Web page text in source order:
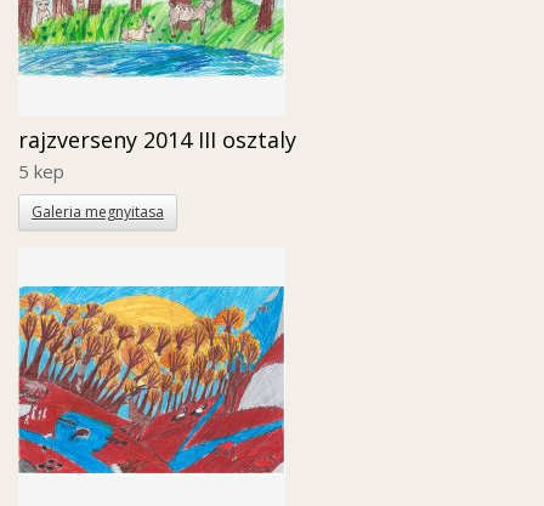
rajzverseny 2014 III osztaly
5 kep
Galeria megnyitasa